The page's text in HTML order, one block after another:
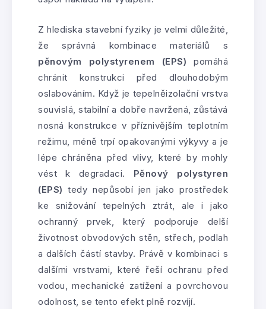
Z hlediska stavební fyziky je velmi důležité,
že správná kombinace materiálů s
pěnovým polystyrenem (EPS) pomáhá
chránit konstrukci před dlouhodobým
oslabováním. Když je tepelněizolační vrstva
souvislá, stabilní a dobře navržená, zůstává
nosná konstrukce v příznivějším teplotním
režimu, méně trpí opakovanými výkyvy a je
lépe chráněna před vlivy, které by mohly
vést k degradaci. Pěnový polystyren
(EPS) tedy nepůsobí jen jako prostředek
ke snižování tepelných ztrát, ale i jako
ochranný prvek, který podporuje delší
životnost obvodových stěn, střech, podlah
a dalších částí stavby. Právě v kombinaci s
dalšími vrstvami, které řeší ochranu před
vodou, mechanické zatížení a povrchovou
odolnost, se tento efekt plně rozvíjí.